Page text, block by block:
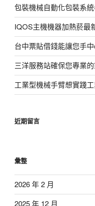
包裝機械自動化包裝系
IQOS主機機器加熱菸最
台中票貼借錢能讓您手
三洋服務站確保您專業
工業型機械手臂想實踐
近期留言
彙整
2026 年 2 月
2025 年 12 月